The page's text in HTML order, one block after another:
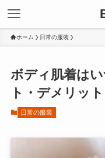
ホーム 日常の服装
ボディ肌着は
ト・デメリッ
日常の服装